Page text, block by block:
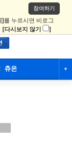
참여하기
] 를 누르시면 비로그
[다시보지 않기 ]
츄온 ▼